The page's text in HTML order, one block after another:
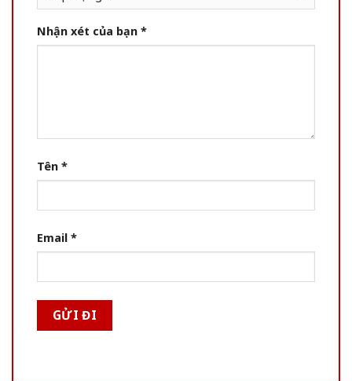
Nhận xét của bạn *
Tên *
Email *